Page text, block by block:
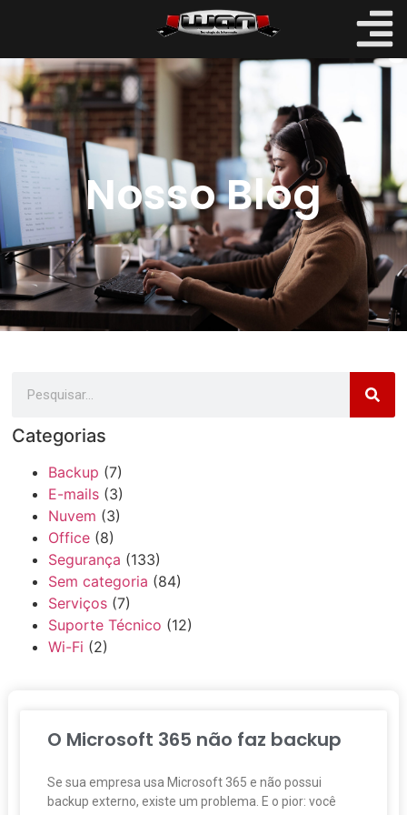
Nosso Blog
Categorias
Backup (7)
E-mails (3)
Nuvem (3)
Office (8)
Segurança (133)
Sem categoria (84)
Serviços (7)
Suporte Técnico (12)
Wi-Fi (2)
O Microsoft 365 não faz backup
Se sua empresa usa Microsoft 365 e não possui
backup externo, existe um problema. E o pior: você